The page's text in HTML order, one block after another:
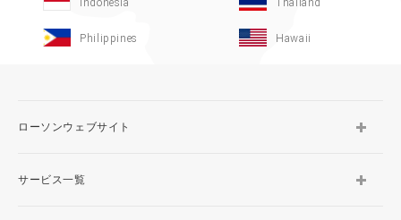
Indonesia Thailand
Philippines Hawaii
ローソンウェブサイト
サービス一覧